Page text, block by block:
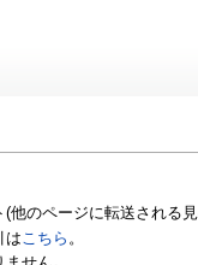
のページに転送される
は こちら 。